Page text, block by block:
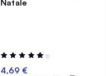
Natale
Valutazione:
100%
(1)
4,69 €